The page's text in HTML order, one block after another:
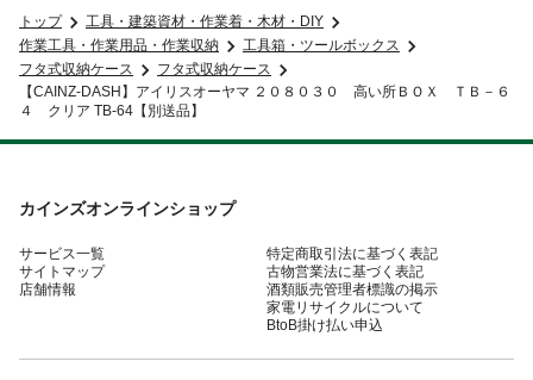
トップ
工具・建築資材・作業着・木材・DIY
作業工具・作業用品・作業収納
工具箱・ツールボックス
フタ式収納ケース
フタ式収納ケース
【CAINZ-DASH】アイリスオーヤマ ２０８０３０ 高い所ＢＯＸ ＴＢ－６
４ クリア TB-64【別送品】
カインズオンラインショップ
サービス一覧
サイトマップ
店舗情報
特定商取引法に基づく表記
古物営業法に基づく表記
酒類販売管理者標識の掲示
家電リサイクルについて
BtoB掛け払い申込